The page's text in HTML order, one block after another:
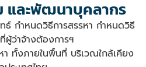
และพัฒนาบุคลากร
กำหนดวิธีการสรรหา กำหนดวิธี
ว่าจ้างต้องการฯ
า ทั้งภายในพื้นที่ บริเวณใกล้เคียง